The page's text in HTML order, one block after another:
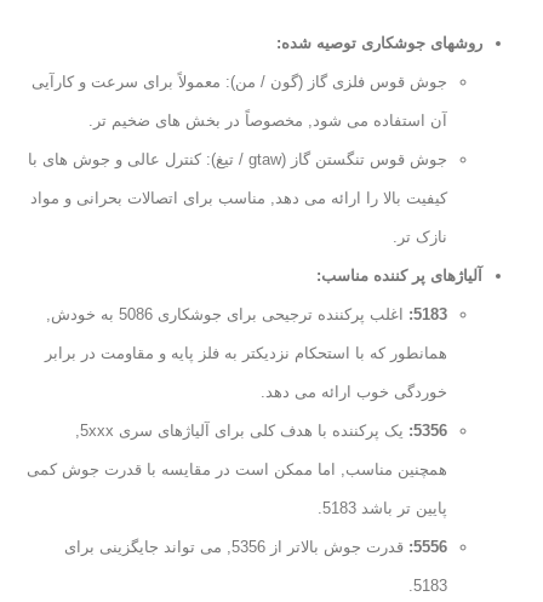
روشهای جوشکاری توصیه شده:
جوش قوس فلزی گاز (گون / من): معمولاً برای سرعت و کارآیی
آن استفاده می شود, مخصوصاً در بخش های ضخیم تر.
جوش قوس تنگستن گاز (gtaw / تیغ): کنترل عالی و جوش های با
کیفیت بالا را ارائه می دهد, مناسب برای اتصالات بحرانی و مواد
نازک تر.
آلیاژهای پر کننده مناسب:
5183: اغلب پرکننده ترجیحی برای جوشکاری 5086 به خودش,
همانطور که با استحکام نزدیکتر به فلز پایه و مقاومت در برابر
خوردگی خوب ارائه می دهد.
5356: یک پرکننده با هدف کلی برای آلیاژهای سری 5xxx,
همچنین مناسب, اما ممکن است در مقایسه با قدرت جوش کمی
پایین تر باشد 5183.
5556: قدرت جوش بالاتر از 5356, می تواند جایگزینی برای
5183.